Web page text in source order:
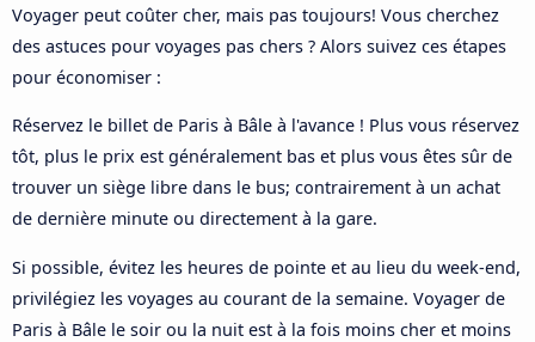
Voyager peut coûter cher, mais pas toujours! Vous cherchez
des astuces pour voyages pas chers ? Alors suivez ces étapes
pour économiser :
Réservez le billet de Paris à Bâle à l'avance ! Plus vous réservez
tôt, plus le prix est généralement bas et plus vous êtes sûr de
trouver un siège libre dans le bus; contrairement à un achat
de dernière minute ou directement à la gare.
Si possible, évitez les heures de pointe et au lieu du week-end,
privilégiez les voyages au courant de la semaine. Voyager de
Paris à Bâle le soir ou la nuit est à la fois moins cher et moins